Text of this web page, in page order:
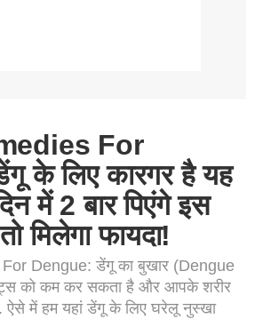
For
के लिए कारगर है यह
में 2 बार पिएंगे इस
मिलेगा फायदा!
Dengue: डेंगू का बुखार (Dengue
को कम कर सकता है और आपके शरीर
में हम यहां डेंगू के लिए घरेलू नुस्खा